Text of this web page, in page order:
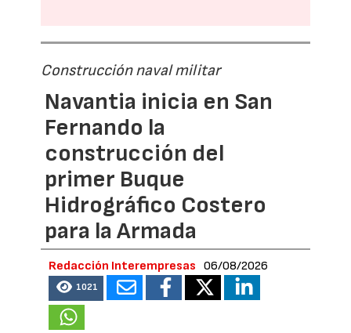
Construcción naval militar
Navantia inicia en San
Fernando la
construcción del
primer Buque
Hidrográfico Costero
para la Armada
Redacción Interempresas 06/08/2026
1021